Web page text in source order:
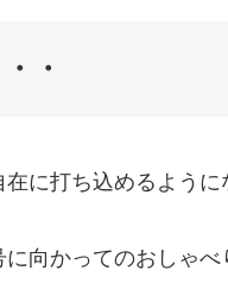
・
に打ち込めるように
向かってのおしゃべ